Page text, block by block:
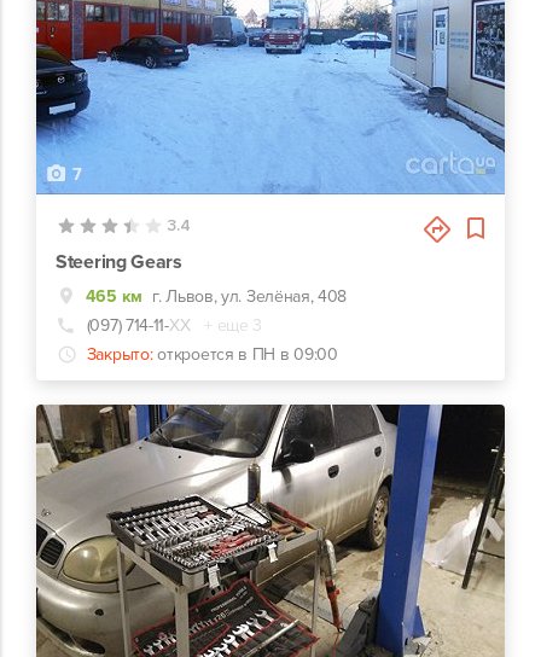
7
3.4
Steering Gears
465 км г. Львов, ул. Зелёная, 408
(097) 714-11-ХХ
+ еще 3
Закрыто: откроется в ПН в 09:00